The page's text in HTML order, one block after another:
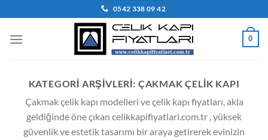
atla
0542 338 09 42
0
KATEGORI ARŞIVLERI: ÇAKMAK ÇELIK KAPI
Çakmak çelik kapı modelleri ve çelik kapı fiyatları, akla
geldiğinde öne çıkan celikkapifiyatlari.com.tr , yüksek
güvenlik ve estetik tasarımı bir araya getirerek evinizin